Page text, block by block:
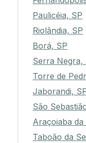
Paulicéia, SP
Riolândia, SP
Borá, SP
Serra Negra,
Torre de
Jaborandi,
São
Araçoiaba
Taboão da